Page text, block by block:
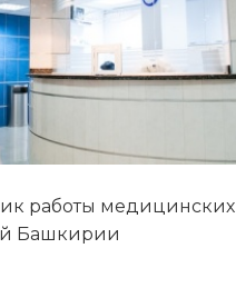
работы медицинских
Башкирии